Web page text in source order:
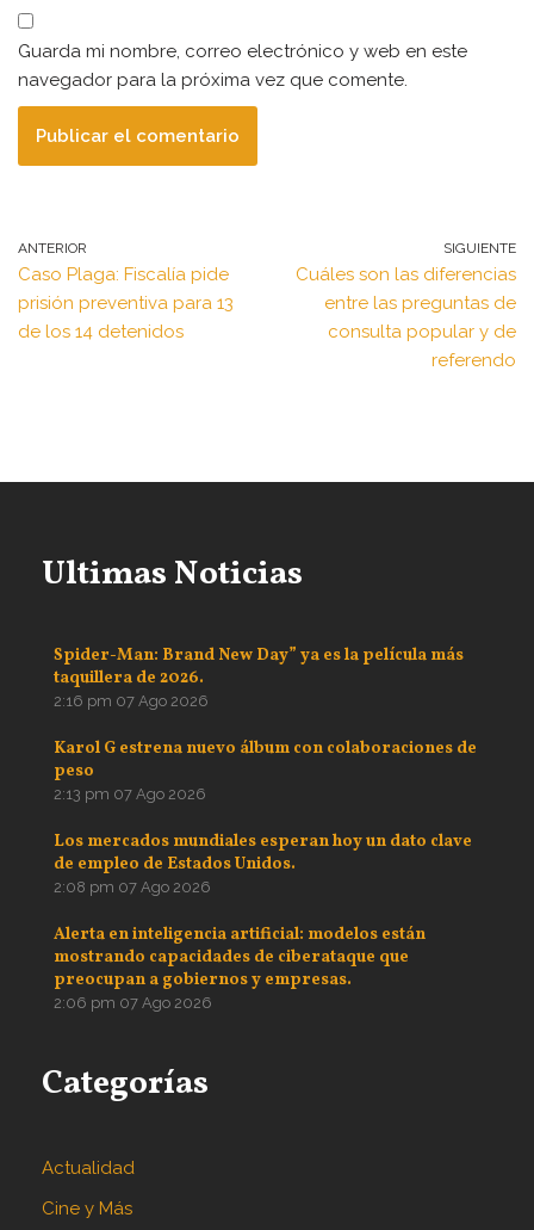
Guarda mi nombre, correo electrónico y web en este
navegador para la próxima vez que comente.
ANTERIOR
Caso Plaga: Fiscalía pide
prisión preventiva para 13
de los 14 detenidos
SIGUIENTE
Cuáles son las diferencias
entre las preguntas de
consulta popular y de
referendo
Ultimas Noticias
Spider-Man: Brand New Day” ya es la película más
taquillera de 2026.
2:16 pm 07 Ago 2026
Karol G estrena nuevo álbum con colaboraciones de
peso
2:13 pm 07 Ago 2026
Los mercados mundiales esperan hoy un dato clave
de empleo de Estados Unidos.
2:08 pm 07 Ago 2026
Alerta en inteligencia artificial: modelos están
mostrando capacidades de ciberataque que
preocupan a gobiernos y empresas.
2:06 pm 07 Ago 2026
Categorías
Actualidad
Cine y Más